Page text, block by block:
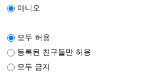
아니오
모두 허용
등록된 친구들만 허용
모두 금지